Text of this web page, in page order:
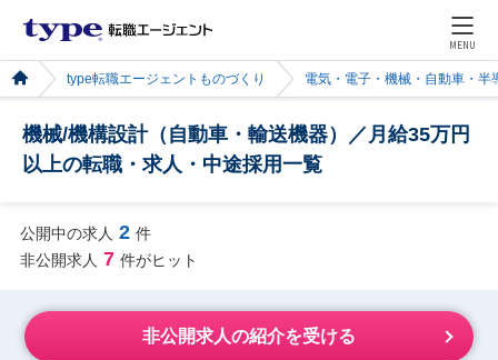
MENU
type転職エージェントものづくり 電気・電子・機械・自動車・半
機械/機構設計（自動車・輸送機器）／月給35万円
以上の転職・求人・中途採用一覧
公開中の求人 2 件
非公開求人 7 件がヒット
非公開求人の紹介を受ける